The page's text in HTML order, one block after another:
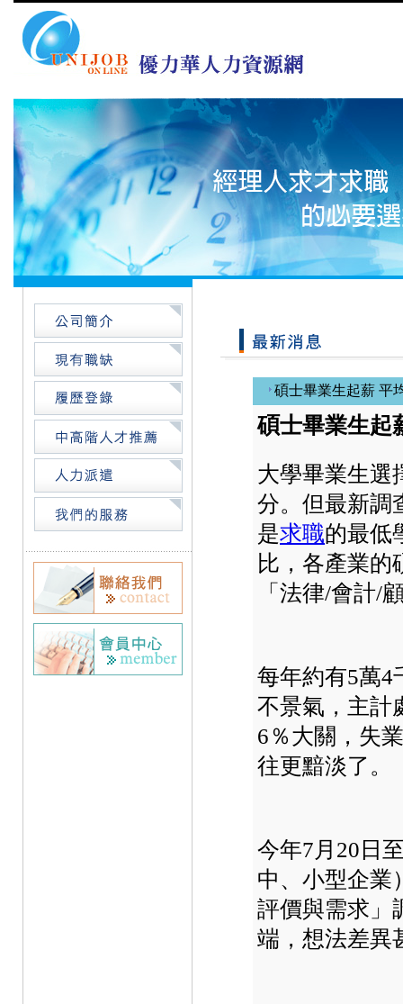
碩士畢業生起薪 平
碩士畢業生起
大學畢業生選
分。但最新調
是求職的最低
比，各產業的
「法律/會計/
每年約有5萬4
不景氣，主計
6％大關，失
往更黯淡了。
今年7月20日
中、小型企業
評價與需求」
端，想法差異